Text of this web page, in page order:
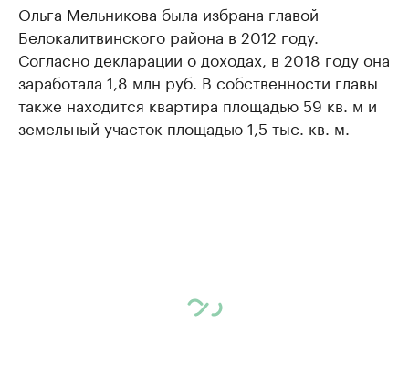
Ольга Мельникова была избрана главой
Белокалитвинского района в 2012 году.
Согласно декларации о доходах, в 2018 году она
заработала 1,8 млн руб. В собственности главы
также находится квартира площадью 59 кв. м и
земельный участок площадью 1,5 тыс. кв. м.